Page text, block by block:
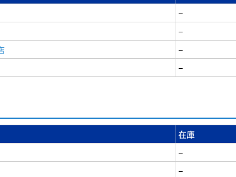
−
−
−
−
在庫
−
−